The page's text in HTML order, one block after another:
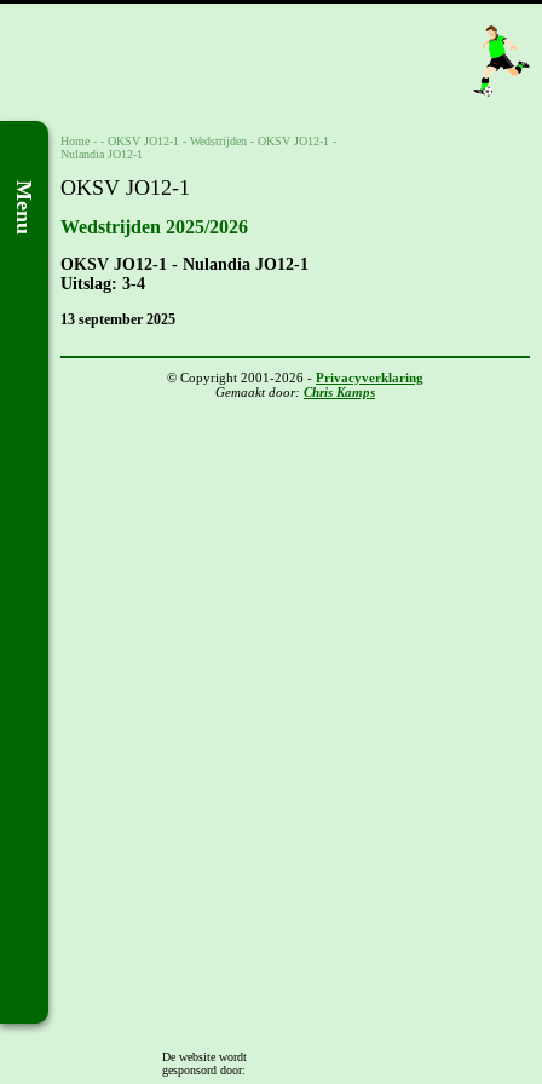
Menu
Home - - OKSV JO12-1 - Wedstrijden - OKSV JO12-1 -
Nulandia JO12-1
OKSV JO12-1
Wedstrijden 2025/2026
OKSV JO12-1 - Nulandia JO12-1
Uitslag: 3-4
13 september 2025
© Copyright 2001-2026 - Privacyverklaring
Gemaakt door: Chris Kamps
De website wordt
gesponsord door: